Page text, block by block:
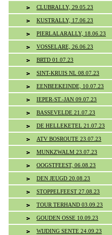
CLUBRALLY, 29.05.23
KUSTRALLY, 17.06.23
PIERLALARALLY, 18.06.23
VOSSELARE, 26.06.23
BRTD 01.07.23
SINT-KRUIS NL 08.07.23
EENBEEKEINDE, 10.07.23
IEPER-ST.-JAN 09.07.23
BASSEVELDE 21.07.23
DE HELLEKETEL 21.07.23
ATV BOSROUTE 23.07.23
MUNKZWALM 23.07.23
OOGSTFEEST, 06.08.23
DEN JEUGD 20.08.23
STOPPELFEEST 27.08.23
TOUR TERHAND 03.09.23
GOUDEN OSSE 10.09.23
WIJDING SENTE 24.09.23